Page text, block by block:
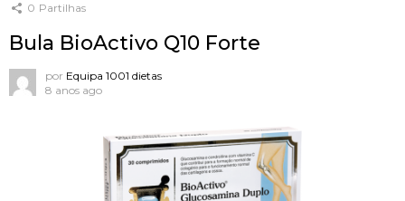
0 Partilhas
Bula BioActivo Q10 Forte
por Equipa 1001 dietas
8 anos ago